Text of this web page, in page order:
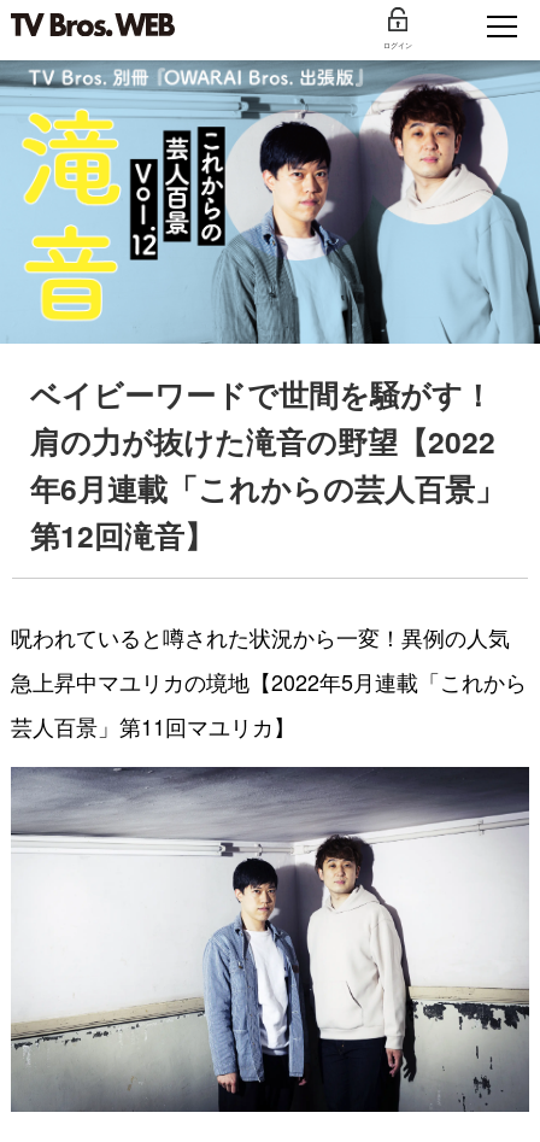
ログイン
ベイビーワードで世間を騒がす！
肩の力が抜けた滝音の野望【2022
年6月連載「これからの芸人百景」
第12回滝音】
呪われていると噂された状況から一変！異例の人気
急上昇中マユリカの境地【2022年5月連載「これから
芸人百景」第11回マユリカ】